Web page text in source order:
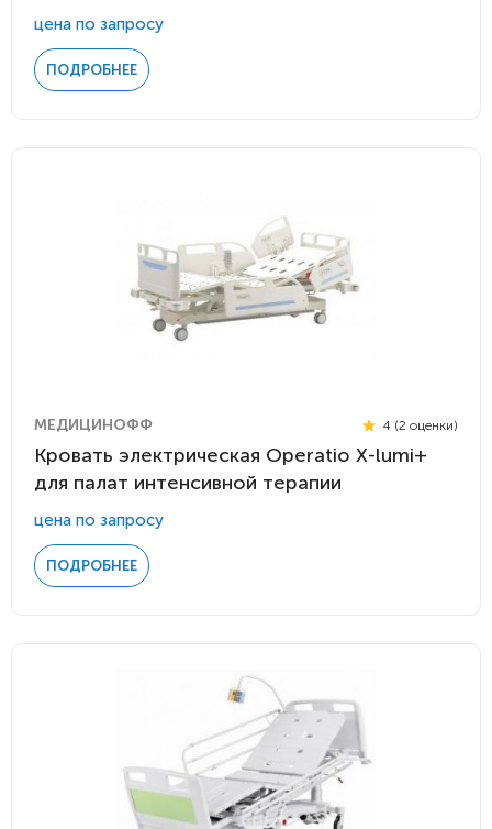
цена по запросу
ПОДРОБНЕЕ
МЕДИЦИНОФФ 4 (2 оценки)
Кровать электрическая Operatio Х-lumi+
для палат интенсивной терапии
цена по запросу
ПОДРОБНЕЕ